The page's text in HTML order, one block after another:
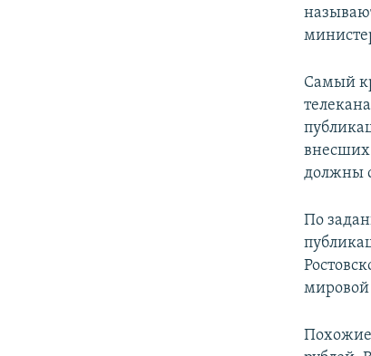
Самый
внесших
должны
По
Похожие